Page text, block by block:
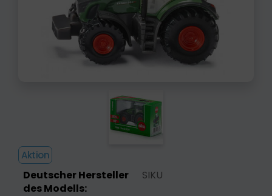
Aktion
Deutscher Hersteller
des Modells:
SIKU